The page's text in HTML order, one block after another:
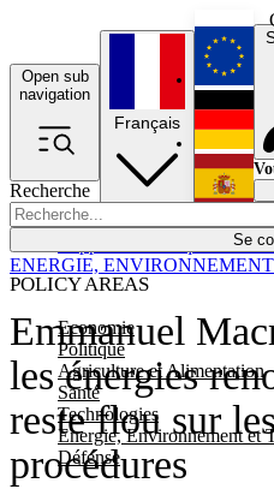
Open sub
navigation
Recherche
Se
POLICY AREAS
Economie
Politique
Agriculture et Alimentation
Santé
Technologies
Energie, Environnement et
Défense
Français
Emmanuel
les énergies
reste flou sur
procédures
ENERGIE,